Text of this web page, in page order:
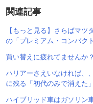
関連記事
【もっと見る】さらばマ
の「プレミアム・コンパク
買い替えに疲れてませんか
ハリアーさえいなければ
に残る「初代のみで消えた
ハイブリッド車はガソリン